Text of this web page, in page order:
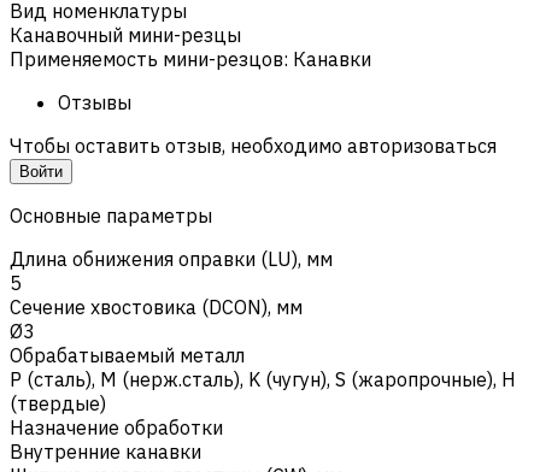
Вид номенклатуры
Канавочный мини-резцы
Применяемость мини-резцов: Канавки
Отзывы
Чтобы оставить отзыв, необходимо авторизоваться
Войти
Основные параметры
Длина обнижения оправки (LU), мм
5
Сечение хвостовика (DCON), мм
Ø3
Обрабатываемый металл
Р (сталь), M (нерж.сталь), K (чугун), S (жаропрочные), H
(твердые)
Назначение обработки
Внутренние канавки